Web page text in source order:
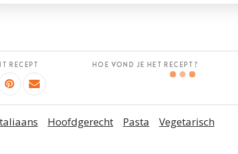
RECEPT HOE VOND JE HET RECEPT?
Hoofdgerecht Pasta Vegetarisch